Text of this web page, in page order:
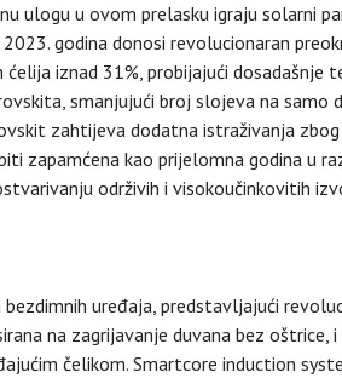
ulogu u ovom prelasku igraju solarni
godina donosi revolucionaran
iznad 31%, probijajući dosadašnje
smanjujući broj slojeva na samo
zahtijeva dodatna istraživanja
zapamćena kao prijelomna godina u
održivih i visokoučinkovitih
uređaja, predstavljajući
na zagrijavanje duvana bez oštrice,
čelikom. Smartcore induction